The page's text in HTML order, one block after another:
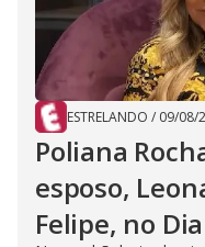
ESTRELANDO / 09/08/
Poliana
esposo,
Felipe, no